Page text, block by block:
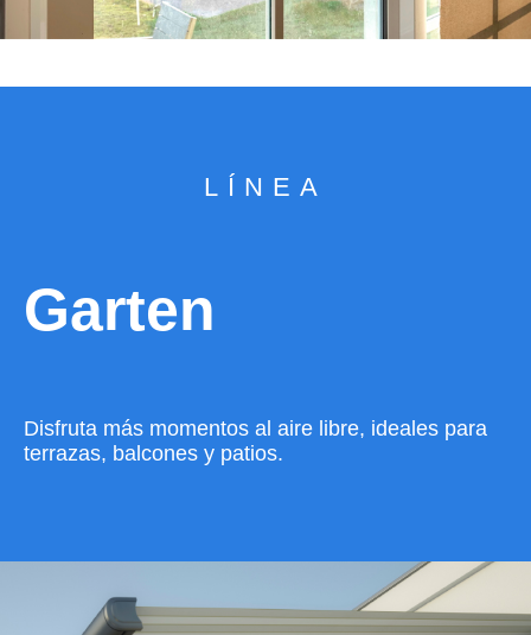
LÍNEA
Garten
Disfruta más momentos al aire libre, ideales para
terrazas, balcones y patios.